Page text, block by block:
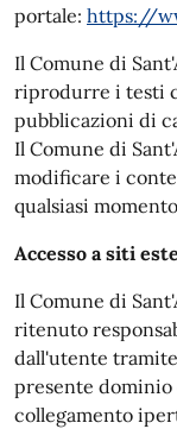
portale: https://
Il Comune di
riprodurre i testi
pubblicazioni di
Il Comune di
modificare i
qualsiasi
Accesso a siti
Il Comune di
ritenuto
dall'utente
presente
collegamento